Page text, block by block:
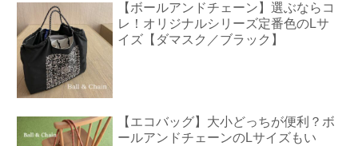
【ボールアンドチェーン】選ぶならコ
レ！オリジナルシリーズ定番色のLサ
イズ【ダマスク／ブラック】
【エコバッグ】大小どっちが便利？ボ
ールアンドチェーンのLサイズもい